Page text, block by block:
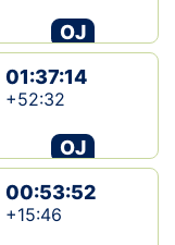
OJ
01:37:14
+52:32
OJ
00:53:52
+15:46